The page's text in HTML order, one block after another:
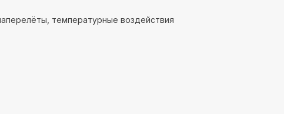
температурные воздействия